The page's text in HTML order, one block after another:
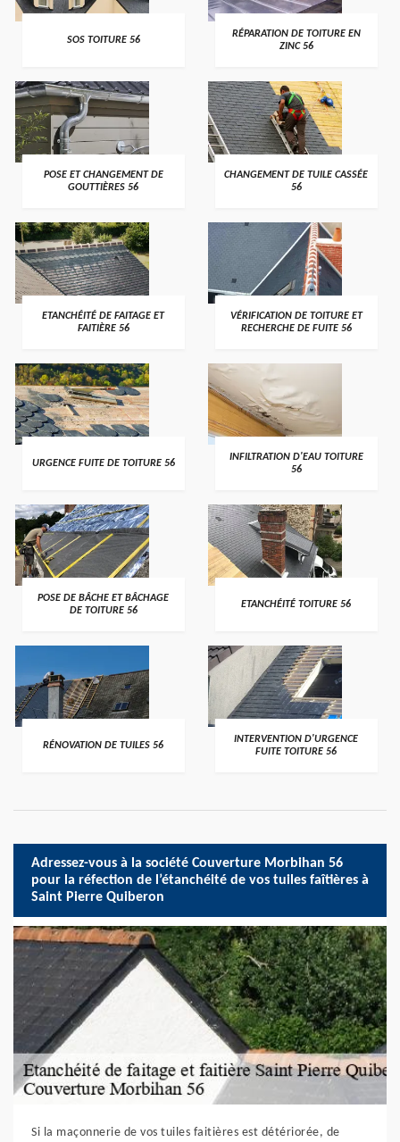
>
SOS TOITURE 56 >
RÉPARATION DE TOITURE EN
ZINC 56
>
POSE ET CHANGEMENT DE
GOUTTIÈRES 56
>
CHANGEMENT DE TUILE CASSÉE
56
>
ETANCHÉITÉ DE FAITAGE ET
FAITIÈRE 56
>
VÉRIFICATION DE TOITURE ET
RECHERCHE DE FUITE 56
>
URGENCE FUITE DE TOITURE 56 >
INFILTRATION D'EAU TOITURE
56
>
POSE DE BÂCHE ET BÂCHAGE
DE TOITURE 56
>
ETANCHÉITÉ TOITURE 56
>
RÉNOVATION DE TUILES 56 >
INTERVENTION D'URGENCE
FUITE TOITURE 56
Adressez-vous à la société Couverture Morbihan 56
pour la réfection de l’étanchéité de vos tuiles faîtières à
Saint Pierre Quiberon
Si la maçonnerie de vos tuiles faitières est détériorée, de